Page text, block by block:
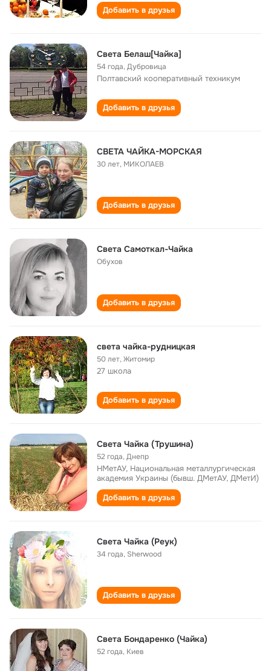
Добавить в друзья
Света Белаш[Чайка]
54 года,Дубровица
Полтавский кооперативный техникум
Добавить в друзья
СВЕТА ЧАЙКА-МОРСКАЯ
30 лет, МИКОЛАЕВ
Добавить в друзья
Света Самоткал-Чайка
Обухов
Добавить в друзья
света чайка-рудницкая
50 лет,Житомир
27 школа
Добавить в друзья
Света Чайка (Трушина)
52 года,Днепр
НМетАУ, Национальная металлургическая
академия Украины (бывш. ДМетАУ, ДМетИ)
Добавить в друзья
Света Чайка (Реук)
34 года, Sherwood
Добавить в друзья
Света Бондаренко (Чайка)
52 года, Киев